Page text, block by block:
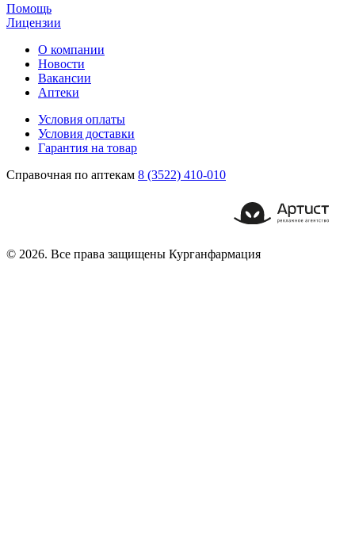
Помощь
Лицензии
О компании
Новости
Вакансии
Аптеки
Условия оплаты
Условия доставки
Гарантия на товар
Справочная по аптекам 8 (3522) 410-010
© 2026. Все права защищены Курганфармация